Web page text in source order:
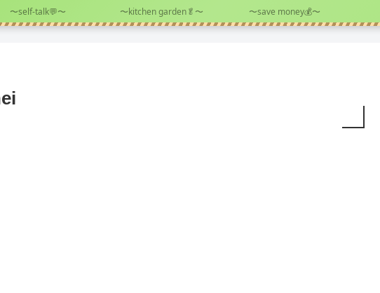
〜self-talk💬〜 〜kitchen garden🥬〜 〜save money💰〜